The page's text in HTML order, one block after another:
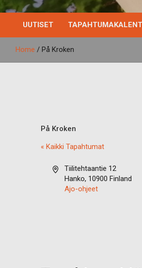
UUTISET
Home På Kroken
På Kroken
« Kaikki Tapahtumat
O
Tiilitehtaantie 12
Hanko, 10900 Finland
Ajo-ohjeet